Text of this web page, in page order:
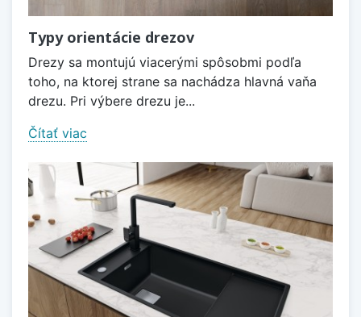
Typy orientácie drezov
Drezy sa montujú viacerými spôsobmi podľa
toho, na ktorej strane sa nachádza hlavná vaňa
drezu. Pri výbere drezu je...
Čítať viac